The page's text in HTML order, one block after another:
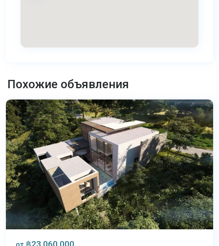
Похожие объявления
Пхукет